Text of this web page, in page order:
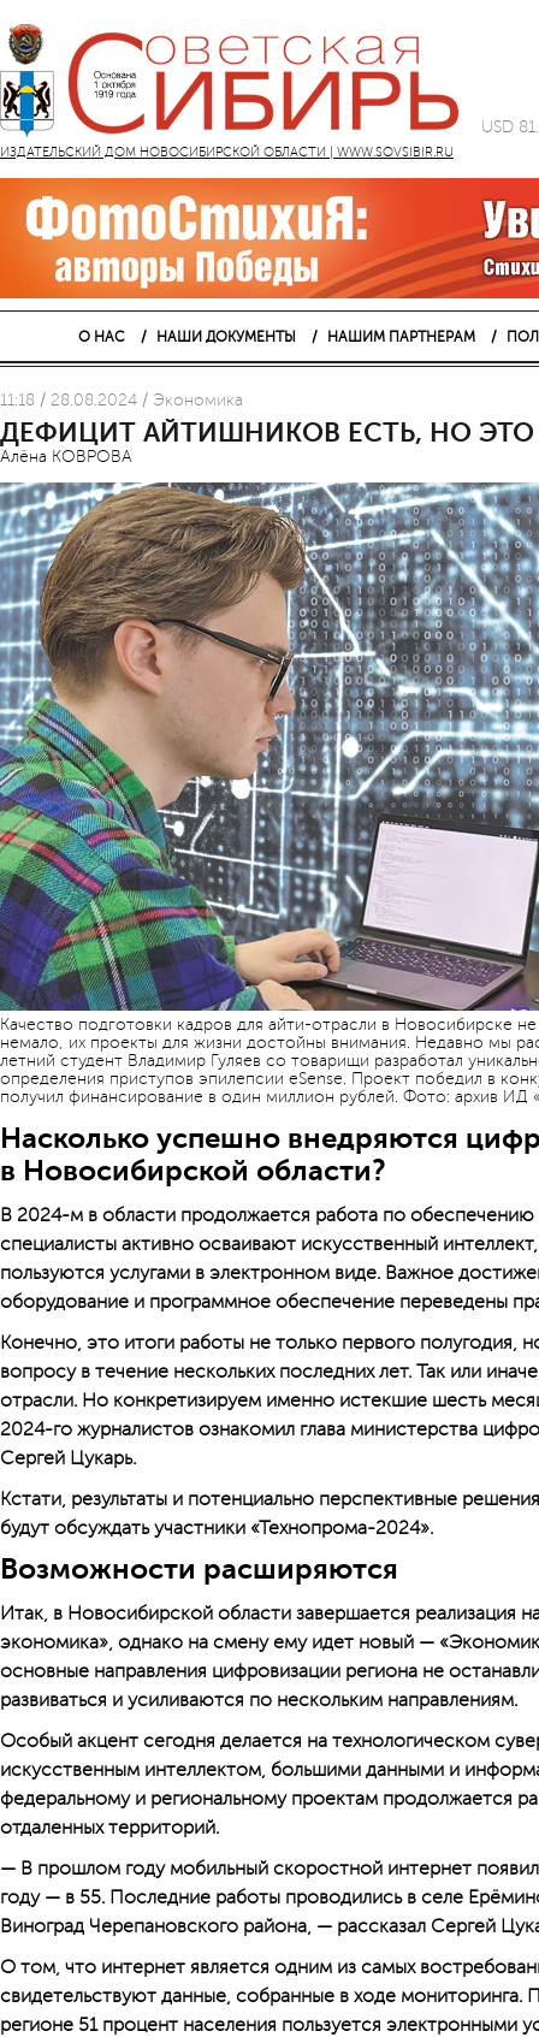
ИЗДАТЕЛЬСКИЙ ДОМ НОВОСИБИРСКОЙ ОБЛАСТИ | WWW.SOVSIBIR.RU
USD
О НАС НАШИ ДОКУМЕНТЫ НАШИМ ПАРТНЕРАМ
11:18 / 28.08.2024 / Экономика
ДЕФИЦИТ АЙТИШНИКОВ ЕСТЬ, НО
Алёна КОВРОВА
Качество подготовки кадров для айти-отрасли в Новосибирске
немало, их проекты для жизни достойны внимания. Недавно мы
летний студент Владимир Гуляев со товарищи разработал
определения приступов эпилепсии eSense. Проект победил в
получил финансирование в один миллион рублей. Фото: архив ИД
Насколько успешно внедряются
в Новосибирской области?
В 2024-м в области продолжается работа по
специалисты активно осваивают искусственный
пользуются услугами в электронном виде. Важное
оборудование и программное обеспечение переведены
Конечно, это итоги работы не только первого полугодия,
вопросу в течение нескольких последних лет. Так или
отрасли. Но конкретизируем именно истекшие шесть
2024-го журналистов ознакомил глава министерства
Сергей Цукарь.
Кстати, результаты и потенциально перспективные
будут обсуждать участники «Технопрома-2024».
Возможности расширяются
Итак, в Новосибирской области завершается реализация
экономика», однако на смену ему идет новый —
основные направления цифровизации региона не
развиваться и усиливаются по нескольким направлениям.
Особый акцент сегодня делается на технологическом
искусственным интеллектом, большими данными и
федеральному и региональному проектам продолжается
отдаленных территорий.
— В прошлом году мобильный скоростной интернет
году — в 55. Последние работы проводились в селе
Виноград Черепановского района, — рассказал Сергей
О том, что интернет является одним из самых
свидетельствуют данные, собранные в ходе мониторинга.
регионе 51 процент населения пользуется электронными